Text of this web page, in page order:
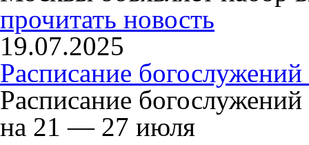
прочитать новость
19.07.2025
Расписание
Расписание
на 21 — 27 июля